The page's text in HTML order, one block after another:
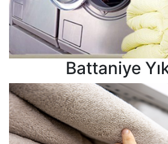
Battaniye